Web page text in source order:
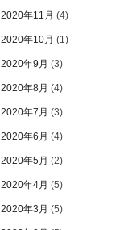
2020年11月 (4)
2020年10月 (1)
2020年9月 (3)
2020年8月 (4)
2020年7月 (3)
2020年6月 (4)
2020年5月 (2)
2020年4月 (5)
2020年3月 (5)